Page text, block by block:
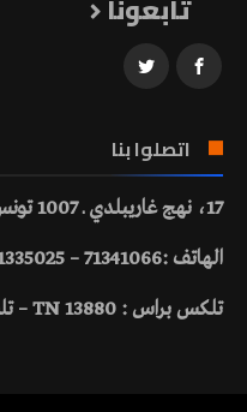
تابعونا
اتصلوا بنا
17، نهج غاريبلدي ـ 1007 تونس
الهاتف :71341066 – 71335025 – 71336386
تلكس براس : 13880 TN – تلفاكس :71336584